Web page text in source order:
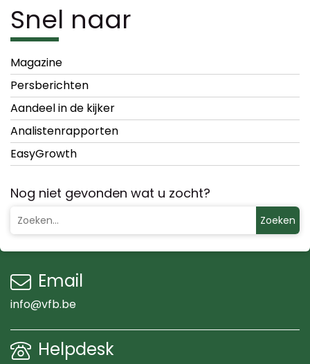
Snel naar
Magazine
Persberichten
Aandeel in de kijker
Analistenrapporten
EasyGrowth
Nog niet gevonden wat u zocht?
Zoeken
Email
info@vfb.be
Helpdesk